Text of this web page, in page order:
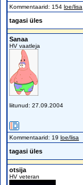
Kommentaarid: 154 loe/lisa
tagasi üles
Sanaa
HV vaatleja
liitunud: 27.09.2004
Kommentaarid: 19 loe/lisa
tagasi üles
otsija
HV veteran